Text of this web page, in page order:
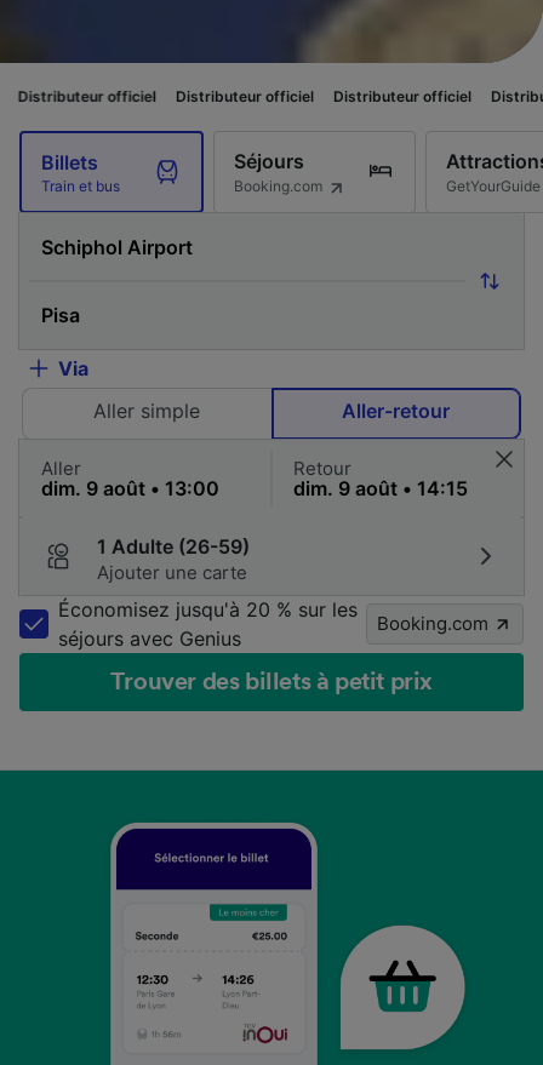
officiel Distributeur officiel Distributeur officiel Distributeur officiel
Billets
Train et bus
Séjours
Booking.com GetYourGuide
Via
Aller simple
Aller-retour
Aller Retour
1 Adulte (26-59)
Ajouter une carte
Économisez jusqu'à 20 % sur les
séjours avec Genius
Booking.com
Trouver des billets à petit prix